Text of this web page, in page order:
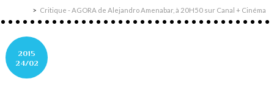
Critique - AGORA de Alejandro Amenabar, à 20H50 sur Canal + Cinéma
2015
24/02